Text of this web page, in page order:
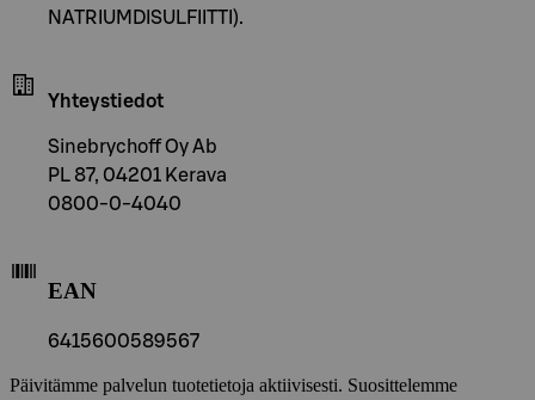
NATRIUMDISULFIITTI).
Yhteystiedot
Sinebrychoff Oy Ab
PL 87, 04201 Kerava
0800-0-4040
EAN
6415600589567
Päivitämme palvelun tuotetietoja aktiivisesti. Suosittelemme